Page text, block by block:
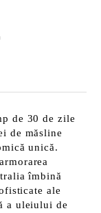
de 30 de zile
de măsline
unică.
îmbină
ale
a uleiului de